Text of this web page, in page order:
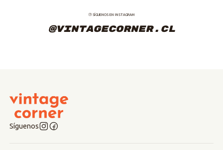
SÍGUENOS EN INSTAGRAM
@vintagecorner.cl
Síguenos